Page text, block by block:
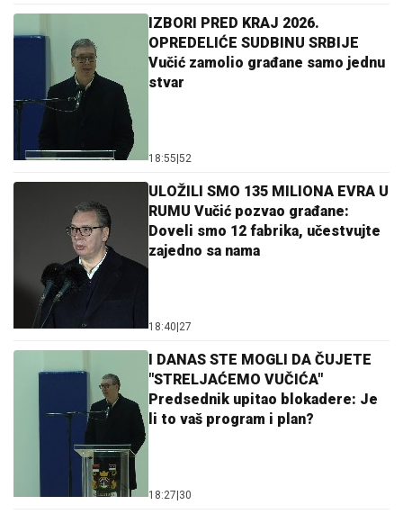
IZBORI PRED KRAJ 2026.
OPREDELIĆE SUDBINU SRBIJE
Vučić zamolio građane samo jednu
stvar
18:55 52
ULOŽILI SMO 135 MILIONA EVRA U
RUMU Vučić pozvao građane:
Doveli smo 12 fabrika, učestvujte
zajedno sa nama
18:40 27
I DANAS STE MOGLI DA ČUJETE
"STRELJAĆEMO VUČIĆA"
Predsednik upitao blokadere: Je
li to vaš program i plan?
18:27 30